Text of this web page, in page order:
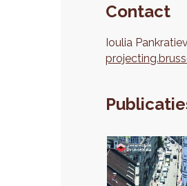
Contact
Ioulia